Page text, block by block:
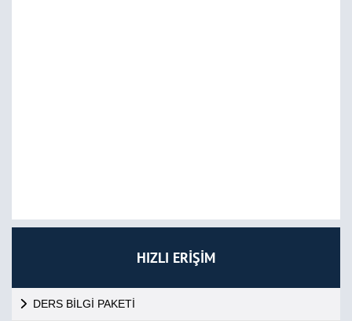
HIZLI ERİŞİM
DERS BİLGİ PAKETİ